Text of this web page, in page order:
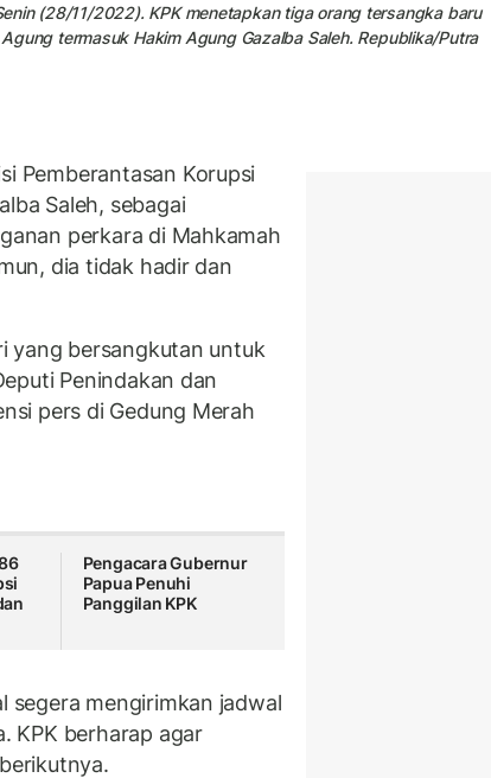
(28/11/2022). KPK menetapkan tiga orang tersangka baru
termasuk Hakim Agung Gazalba Saleh. Republika/Putra
Pemberantasan Korupsi
Saleh, sebagai
perkara di Mahkamah
dia tidak hadir dan
yang bersangkutan untuk
Penindakan dan
pers di Gedung Merah
Pengacara Gubernur
Papua Penuhi
Panggilan KPK
segera mengirimkan jadwal
KPK berharap agar